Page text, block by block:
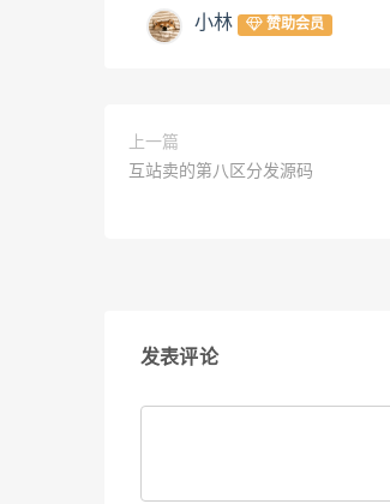
小林 赞助会员
上一篇
互站卖的第八区分发源码
发表评论